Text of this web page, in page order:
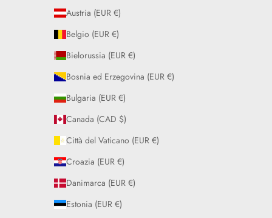
Austria (EUR €)
Belgio (EUR €)
Bielorussia (EUR €)
Bosnia ed Erzegovina (EUR €)
Bulgaria (EUR €)
Canada (CAD $)
Città del Vaticano (EUR €)
Croazia (EUR €)
Danimarca (EUR €)
Estonia (EUR €)